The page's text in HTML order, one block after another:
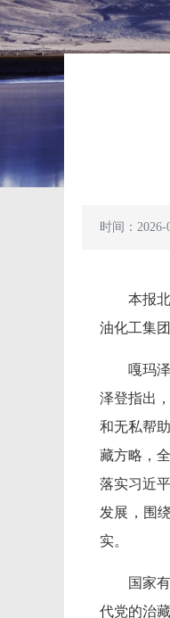
时间：2026-
本报
油化工集
嘎玛
泽登指出
和无私帮
藏方略，
落实习近
发展，围
实。
国家
代党的治